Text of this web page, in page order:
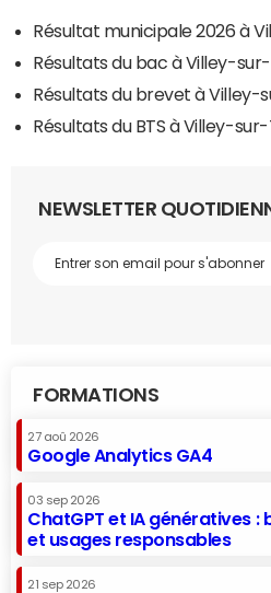
Résultat municipale 2026 à
Résultats du bac à Villey-
Résultats du brevet à Villey-
Résultats du BTS à Villey-sur-
NEWSLETTER
FORMATIONS
27 aoû 2026
Google Analytics GA4
03 sep 2026
ChatGPT et IA génératives :
et usages responsables
21 sep 2026